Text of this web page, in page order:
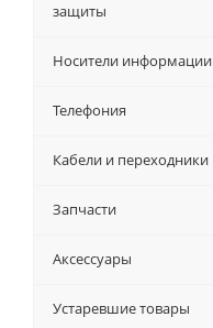
защиты
Носители информации
Телефония
Кабели и переходники
Запчасти
Аксессуары
Устаревшие товары